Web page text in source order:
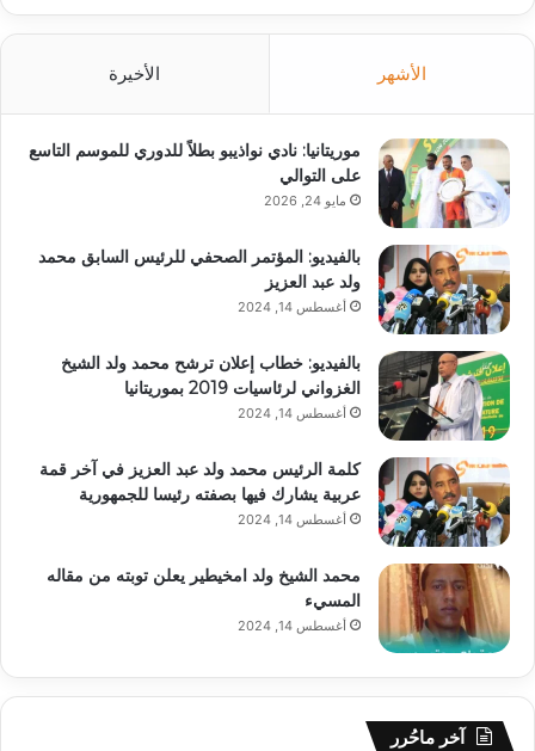
الأشهر الأخيرة
موريتانيا: نادي نواذيبو بطلاً للدوري للموسم التاسع
على التوالي
مايو 24, 2026
بالفيديو: المؤتمر الصحفي للرئيس السابق محمد
ولد عبد العزيز
أغسطس 14, 2024
بالفيديو: خطاب إعلان ترشح محمد ولد الشيخ
الغزواني لرئاسيات 2019 بموريتانيا
أغسطس 14, 2024
كلمة الرئيس محمد ولد عبد العزيز في آخر قمة
عربية يشارك فيها بصفته رئيسا للجمهورية
أغسطس 14, 2024
محمد الشيخ ولد امخيطير يعلن توبته من مقاله
المسيء
أغسطس 14, 2024
آخر ماحُرر